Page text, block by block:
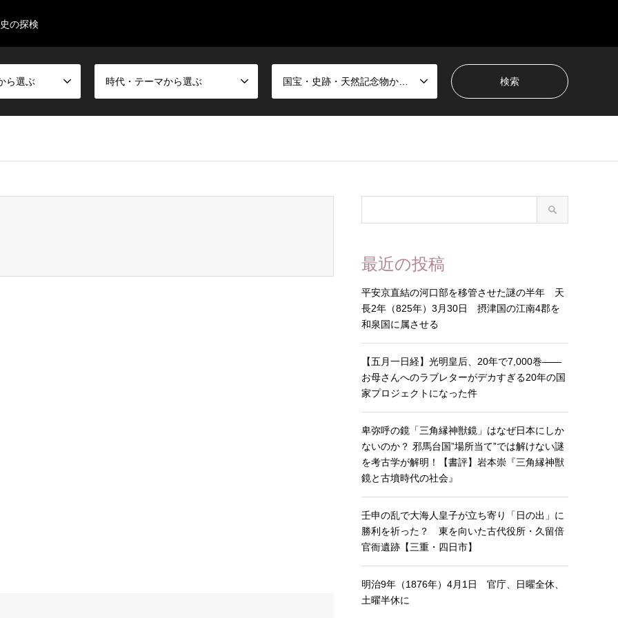
の探検
ら選ぶ 時代・テーマから選ぶ
最近の投稿
平安京直結の河口部を移管させた謎の半年 天
長2年（825年）3月30日 摂津国の江南4郡を
和泉国に属させる
【五月一日経】光明皇后、20年で7,000巻——
お母さんへのラブレターがデカすぎる20年の国
家プロジェクトになった件
卑弥呼の鏡「三角縁神獣鏡」はなぜ日本にしか
ないのか？ 邪馬台国”場所当て”では解けない謎
を考古学が解明！【書評】岩本崇『三角縁神獣
鏡と古墳時代の社会』
壬申の乱で大海人皇子が立ち寄り「日の出」に
勝利を祈った？ 東を向いた古代役所・久留倍
官衙遺跡【三重・四日市】
明治9年（1876年）4月1日 官庁、日曜全休、
土曜半休に